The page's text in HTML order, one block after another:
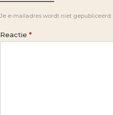
Je e-mailadres wordt niet gepubliceerd.
Reactie *